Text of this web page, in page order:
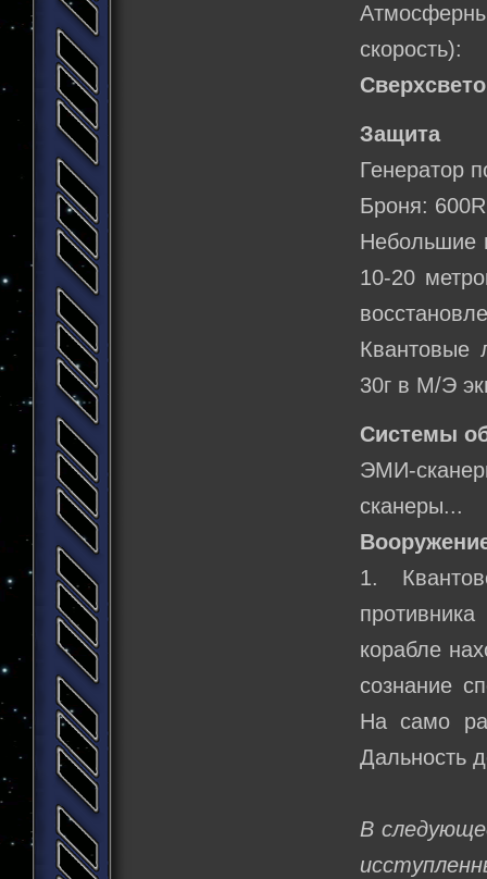
скорость):
Защита
Генератор
Броня:
Небольшие
10-20
Квантовые
30г в М/Э
Системы
ЭМИ-
сканеры...
1.
корабле
сознание
На само
Дальность
В